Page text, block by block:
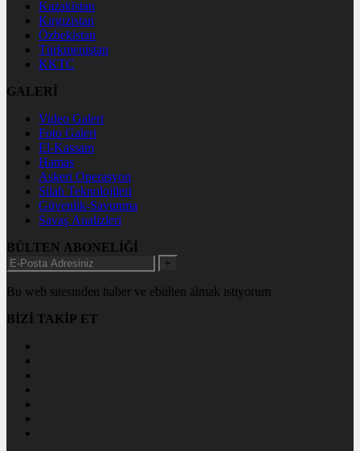
Kazakistan
Kırgızistan
Özbekistan
Türkmenistan
KKTC
GALERİ
Video Galeri
Foto Galeri
El-Kassam
Hamas
Askeri Operasyon
Silah Teknolojileri
Güvenlik-Savunma
Savaş Analizleri
BÜLTEN ABONELİĞİ
+
Bu web sitesinden haber ve ebülten almak istiyorum
BİZİ TAKİP ET